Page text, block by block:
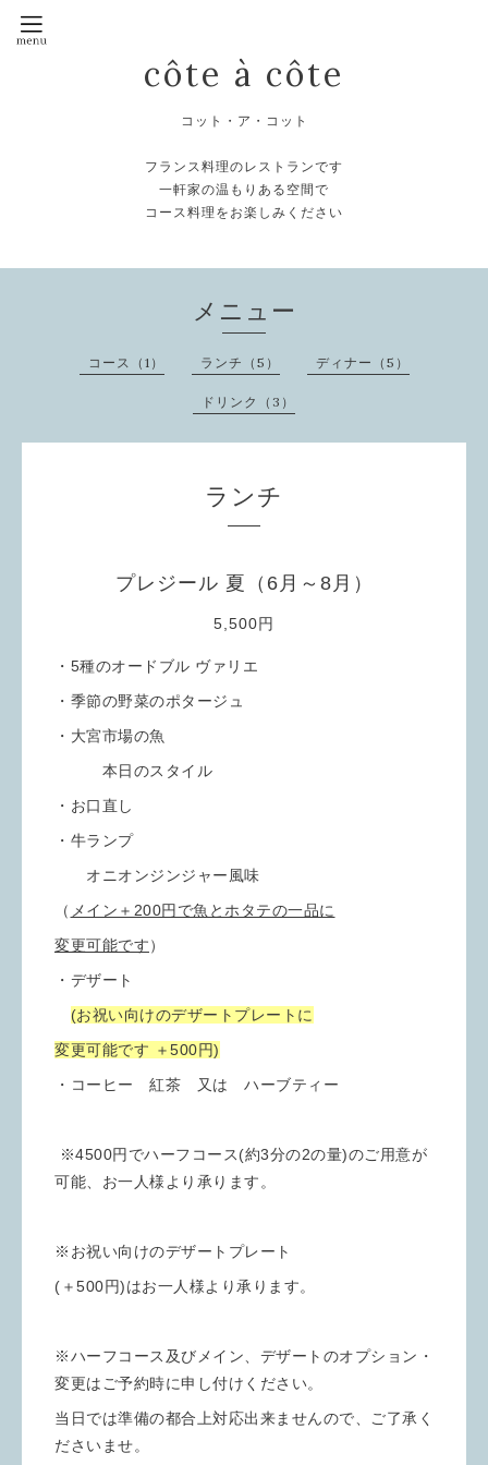
côte à côte
コット・ア・コット
フランス料理のレストランです
一軒家の温もりある空間で
コース料理をお楽しみください
メニュー
コース（1） ランチ（5） ディナー（5）
ドリンク（3）
ランチ
プレジール 夏（6月～8月）
5,500円
・5種のオードブル ヴァリエ
・季節の野菜のポタージュ
・大宮市場の魚
本日のスタイル
・お口直し
・牛ランプ
オニオンジンジャー風味
（ メイン＋200円で魚とホタテの一品に
変更可能です）
・デザート
(お祝い向けのデザートプレートに
変更可能です ＋500円)
・コーヒー 紅茶 又は ハーブティー
※4500円でハーフコース(約3分の2の量)のご用意が
可能、お一人様より承ります。
※お祝い向けのデザートプレート
(＋500円)はお一人様より承ります。
※ハーフコース及びメイン、デザートのオプション・
変更はご予約時に申し付けください。
当日では準備の都合上対応出来ませんので、ご了承く
ださいませ。